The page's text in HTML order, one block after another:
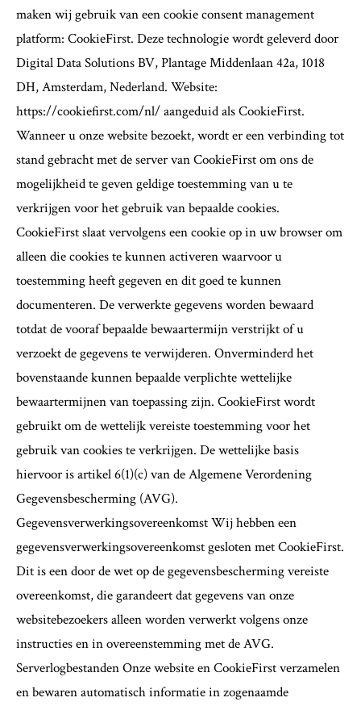
maken wij gebruik van een cookie consent management
platform: CookieFirst. Deze technologie wordt geleverd door
Digital Data Solutions BV, Plantage Middenlaan 42a, 1018
DH, Amsterdam, Nederland. Website:
https://cookiefirst.com/nl/ aangeduid als CookieFirst.
Wanneer u onze website bezoekt, wordt er een verbinding tot
stand gebracht met de server van CookieFirst om ons de
mogelijkheid te geven geldige toestemming van u te
verkrijgen voor het gebruik van bepaalde cookies.
CookieFirst slaat vervolgens een cookie op in uw browser om
alleen die cookies te kunnen activeren waarvoor u
toestemming heeft gegeven en dit goed te kunnen
documenteren. De verwerkte gegevens worden bewaard
totdat de vooraf bepaalde bewaartermijn verstrijkt of u
verzoekt de gegevens te verwijderen. Onverminderd het
bovenstaande kunnen bepaalde verplichte wettelijke
bewaartermijnen van toepassing zijn. CookieFirst wordt
gebruikt om de wettelijk vereiste toestemming voor het
gebruik van cookies te verkrijgen. De wettelijke basis
hiervoor is artikel 6(1)(c) van de Algemene Verordening
Gegevensbescherming (AVG).
Gegevensverwerkingsovereenkomst Wij hebben een
gegevensverwerkingsovereenkomst gesloten met CookieFirst.
Dit is een door de wet op de gegevensbescherming vereiste
overeenkomst, die garandeert dat gegevens van onze
websitebezoekers alleen worden verwerkt volgens onze
instructies en in overeenstemming met de AVG.
Serverlogbestanden Onze website en CookieFirst verzamelen
en bewaren automatisch informatie in zogenaamde